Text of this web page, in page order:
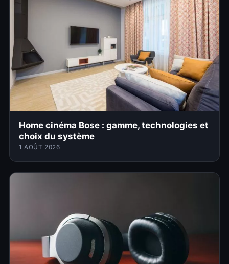
Home cinéma Bose : gamme, technologies et
choix du système
1 AOÛT 2026